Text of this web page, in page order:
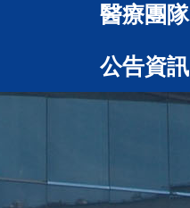
醫療團隊
公告資訊